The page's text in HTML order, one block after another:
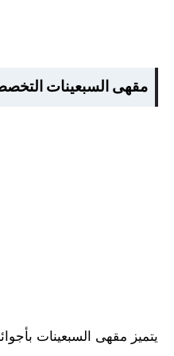
مقهى السبعينات
يتميز مقهى السبعينات